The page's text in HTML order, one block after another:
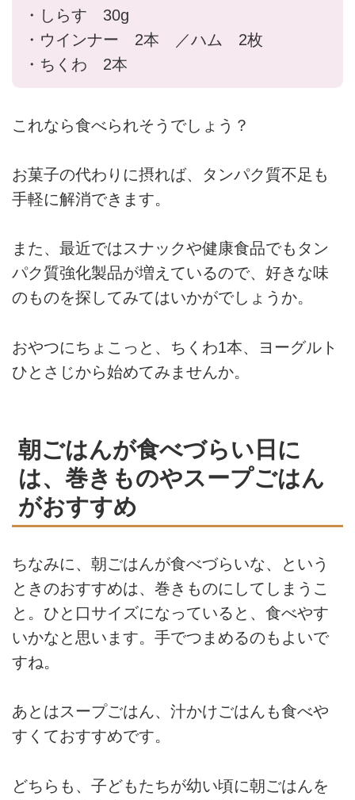
・しらす 30g
・ウインナー 2本 ／ハム 2枚
・ちくわ 2本
これなら食べられそうでしょう？
お菓子の代わりに摂れば、タンパク質不足も
手軽に解消できます。
また、最近ではスナックや健康食品でもタン
パク質強化製品が増えているので、好きな味
のものを探してみてはいかがでしょうか。
おやつにちょこっと、ちくわ1本、ヨーグルト
ひとさじから始めてみませんか。
朝ごはんが食べづらい日に
は、巻きものやスープごはん
がおすすめ
ちなみに、朝ごはんが食べづらいな、という
ときのおすすめは、巻きものにしてしまうこ
と。ひと口サイズになっていると、食べやす
いかなと思います。手でつまめるのもよいで
すね。
あとはスープごはん、汁かけごはんも食べや
すくておすすめです。
どちらも、子どもたちが幼い頃に朝ごはんを